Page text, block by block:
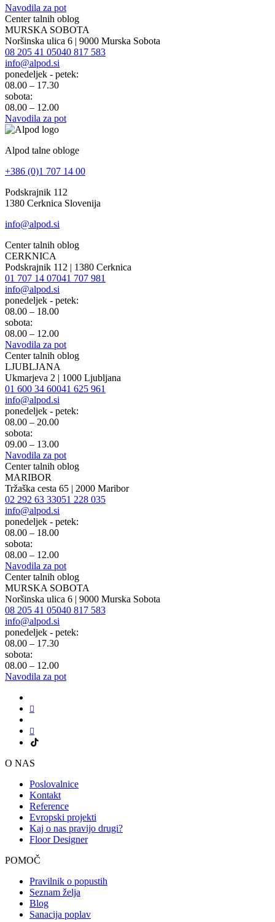
Navodila za pot
Center talnih oblog
MURSKA SOBOTA
Noršinska ulica 6 | 9000 Murska Sobota
08 205 41 05040 817 583
info@alpod.si
ponedeljek - petek:
08.00 – 17.30
sobota:
08.00 – 12.00
Navodila za pot
Alpod talne obloge
+386 (0)1 707 14 00
Podskrajnik 112
1380 Cerknica Slovenija
info@alpod.si
Center talnih oblog
CERKNICA
Podskrajnik 112 | 1380 Cerknica
01 707 14 07041 707 981
info@alpod.si
ponedeljek - petek:
08.00 – 18.00
sobota:
08.00 – 12.00
Navodila za pot
Center talnih oblog
LJUBLJANA
Ukmarjeva 2 | 1000 Ljubljana
01 600 34 60041 625 961
info@alpod.si
ponedeljek - petek:
08.00 – 20.00
sobota:
09.00 – 13.00
Navodila za pot
Center talnih oblog
MARIBOR
Tržaška cesta 65 | 2000 Maribor
02 292 63 33051 228 035
info@alpod.si
ponedeljek - petek:
08.00 – 18.00
sobota:
08.00 – 12.00
Navodila za pot
Center talnih oblog
MURSKA SOBOTA
Noršinska ulica 6 | 9000 Murska Sobota
08 205 41 05040 817 583
info@alpod.si
ponedeljek - petek:
08.00 – 17.30
sobota:
08.00 – 12.00
Navodila za pot
O NAS
Poslovalnice
Kontakt
Reference
Evropski projekti
Kaj o nas pravijo drugi?
Floor Designer
POMOČ
Pravilnik o popustih
Seznam želja
Blog
Sanacija poplav